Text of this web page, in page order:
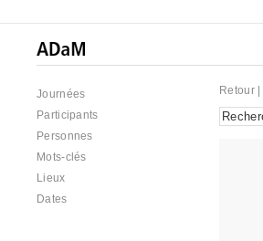
Journées
Participants
Personnes
Mots-clés
Lieux
Dates
Retour|